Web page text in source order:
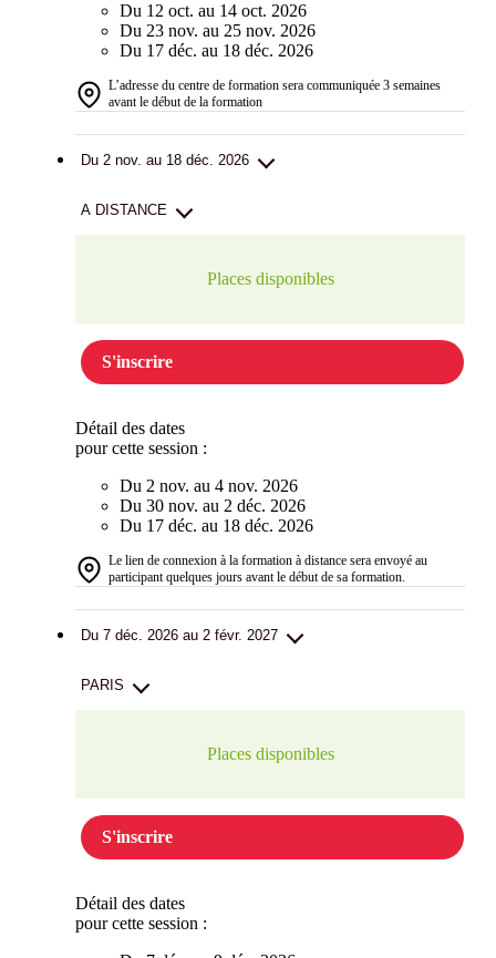
Du 12 oct. au 14 oct. 2026
Du 23 nov. au 25 nov. 2026
Du 17 déc. au 18 déc. 2026
L’adresse du centre de formation sera communiquée 3 semaines
avant le début de la formation
Du 2 nov. au 18 déc. 2026
A DISTANCE
Places disponibles
S'inscrire
Détail des dates
pour cette session :
Du 2 nov. au 4 nov. 2026
Du 30 nov. au 2 déc. 2026
Du 17 déc. au 18 déc. 2026
Le lien de connexion à la formation à distance sera envoyé au
participant quelques jours avant le début de sa formation.
Du 7 déc. 2026 au 2 févr. 2027
PARIS
Places disponibles
S'inscrire
Détail des dates
pour cette session :